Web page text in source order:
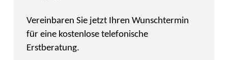
Vereinbaren Sie jetzt Ihren Wunschtermin
für eine kostenlose telefonische
Erstberatung.